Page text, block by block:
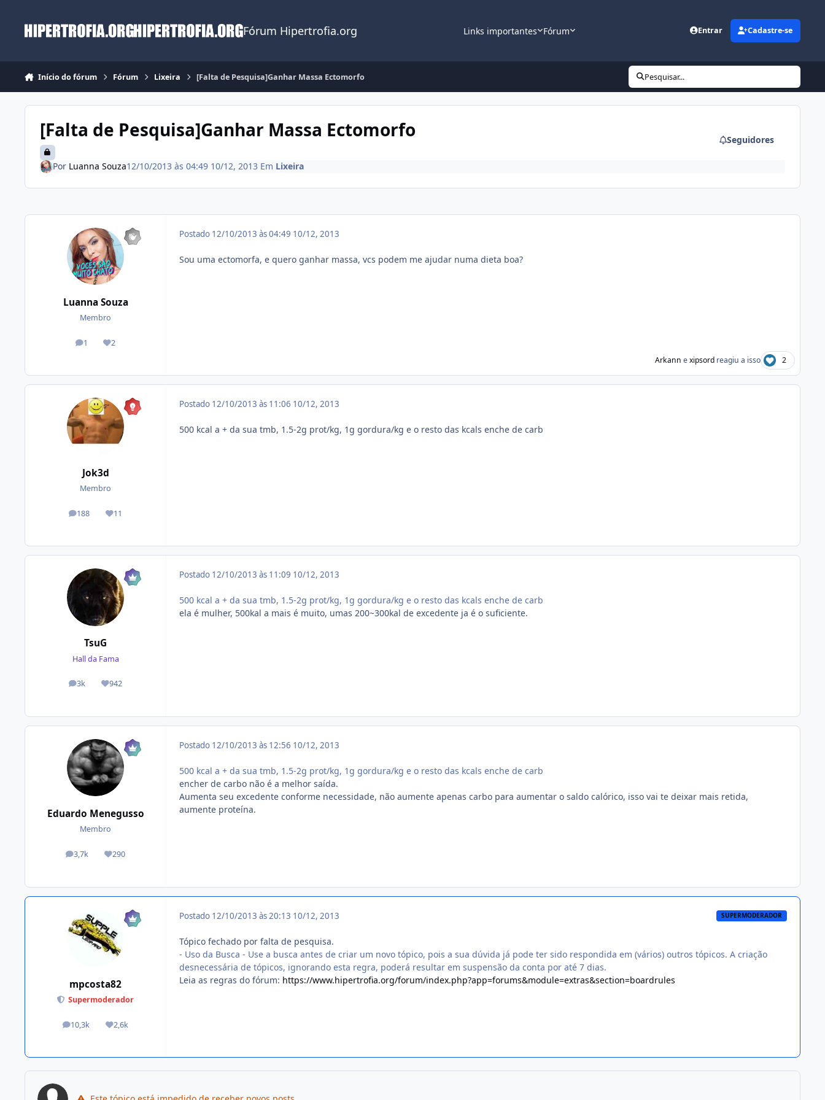
Fórum Hipertrofia.org Links importantes Fórum Entrar Cadastre-se
Início do fórum Fórum Lixeira [Falta de Pesquisa]Ganhar Massa Ectomorfo Pesquisar...
[Falta de Pesquisa]Ganhar Massa Ectomorfo Seguidores
Por Luanna Souza12/10/2013 às 04:49 10/12, 2013 Em Lixeira
Luanna Souza
Membro
1
posts 2
Reputação
Postado 12/10/2013 às 04:49 10/12, 2013
Sou uma ectomorfa, e quero ganhar massa, vcs podem me ajudar numa dieta boa?
Arkann exipsordreagiu a isso 2
Jok3d
Membro
188
posts 11
Reputação
Postado 12/10/2013 às 11:06 10/12, 2013
500 kcal a + da sua tmb, 1.5-2g prot/kg, 1g gordura/kg e o resto das kcals enche de carb
TsuG
Hall da Fama
3k
posts 942
Reputação
Postado 12/10/2013 às 11:09 10/12, 2013
500 kcal a + da sua tmb, 1.5-2g prot/kg, 1g gordura/kg e o resto das kcals enche de carb
ela é mulher, 500kal a mais é muito, umas 200~300kal de excedente ja é o suficiente.
Eduardo Menegusso
Membro
3,7k
posts 290
Reputação
Postado 12/10/2013 às 12:56 10/12, 2013
500 kcal a + da sua tmb, 1.5-2g prot/kg, 1g gordura/kg e o resto das kcals enche de carb
encher de carbo não é a melhor saída.
Aumenta seu excedente conforme necessidade, não aumente apenas carbo para aumentar o saldo calórico, isso vai te deixar mais retida,
aumente proteína.
mpcosta82
Supermoderador
10,3k
posts 2,6k
Reputação
Postado 12/10/2013 às 20:13 10/12, 2013 SUPERMODERADOR
Tópico fechado por falta de pesquisa.
- Uso da Busca - Use a busca antes de criar um novo tópico, pois a sua dúvida já pode ter sido respondida em (vários) outros tópicos. A criação
desnecessária de tópicos, ignorando esta regra, poderá resultar em suspensão da conta por até 7 dias.
Leia as regras do fórum: https://www.hipertrofia.org/forum/index.php?app=forums&module=extras&section=boardrules